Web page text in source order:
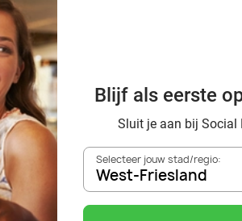
et
:
à
Blijf als eerste
Sluit je aan bij Social
Selecteer jouw stad/regio:
West-Friesland